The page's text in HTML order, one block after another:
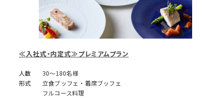
≪入社式・内定式≫プレミアムプラン
人数
30～180名様
形式
立食ブッフェ・着席ブッフェ
フルコース料理